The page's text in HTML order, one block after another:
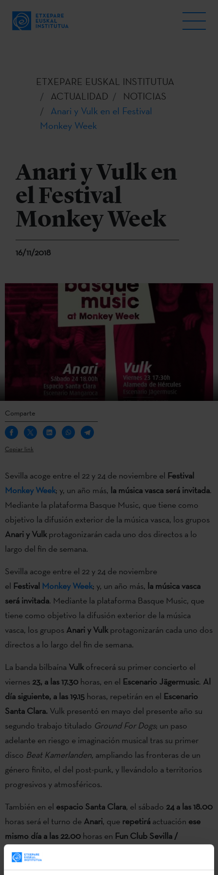
ETXEPARE EUSKAL INSTITUTUA
ACTUALIDAD
NOTICIAS
Anari y Vulk en el Festival
Monkey Week
Anari y Vulk en
el Festival
Monkey Week
16/11/2018
Comparte
Copiar link
Sevilla acoge entre el 22 y 24 de noviembre el Festival
Monkey Week; y, un año más, la música vasca será invitada.
Mediante la plataforma Basque Music, que tiene como
objetivo la difusión exterior de la música vasca, los grupos
Anari y Vulkprotagonizarán cada uno dos directos a lo
largo del fin de semana.
Sevilla acoge entre el 22 y 24 de noviembre
el Festival Monkey Week; y, un año más, la música vasca
será invitada. Mediante la plataforma Basque Music, que
tiene como objetivo la difusión exterior de la música
vasca, los grupos Anari y Vulkprotagonizarán cada uno dos
directos a lo largo del fin de semana.
La banda bilbaína Vulkofrecerá su primer concierto el
viernes23, a las 17.30 horas, en el Escenario Jägermusic. Al
día siguiente, a las 19.15 horas, repetirán en el Escenario
Santa Clara. Vulk presentó en mayo del presente año su
segundo trabajo titulado Ground For Dogs; un paso
adelante en riesgo e imaginación musical tras su primer
disco Beat Kamerlanden, ampliando las fronteras de un
género finito, el del post-punk, y llevándolo a territorios
progresivos y atmosféricos.
También en el espacio Santa Clara, el sábado 24 a las 18.00
horas será el turno de Anari, que repetirá actuación ese
mismo día a las 22.00 horas en Fun Club Sevilla /
Escenario AIE
con el Adarra Saria que reconoce una trayectoria de más